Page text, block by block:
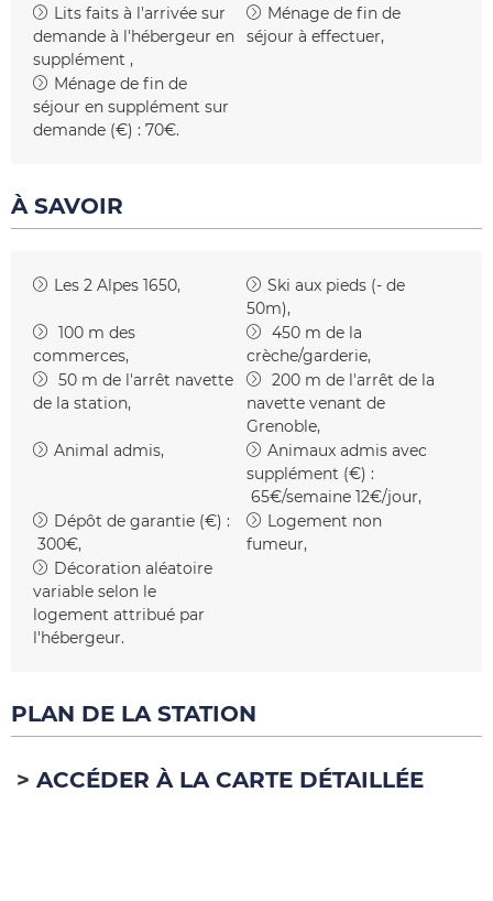
Lits faits à l'arrivée sur
demande à l'hébergeur en
supplément
Ménage de fin de
séjour à effectuer
Ménage de fin de
séjour en supplément sur
demande (€) : 70€
À SAVOIR
Les 2 Alpes 1650
Ski aux pieds (- de
50m)
100 m des
commerces
450 m de la
crèche/garderie
50 m de l'arrêt navette
de la station
200 m de l'arrêt de la
navette venant de
Grenoble
Animal admis
Animaux admis avec
supplément (€) :
65€/semaine 12€/jour
Dépôt de garantie (€) :
300€
Logement non
fumeur
Décoration aléatoire
variable selon le
logement attribué par
l'hébergeur
PLAN DE LA STATION
ACCÉDER À LA CARTE DÉTAILLÉE